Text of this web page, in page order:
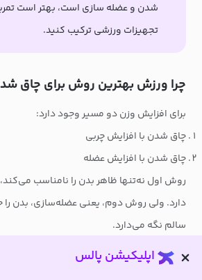
شدن و عضله‌ سازی است، بهتر است
تجهیزات ورزشی ترکیب کنید.
چرا ورزش بهترین روش برای چاق
برای افزایش وزن دو مسیر وجود دارد:
چاق شدن با افزایش چربی
چاق شدن با افزایش عضله
روش اول نه‌تنها ظاهر بدن را نامناسب
دارد. ولی روش دوم، یعنی عضله‌سازی، بدن
سالم نگه می‌دارد.
ورزش برای چاق شدن باعث می‌شود:
اپلیکیشن پالس